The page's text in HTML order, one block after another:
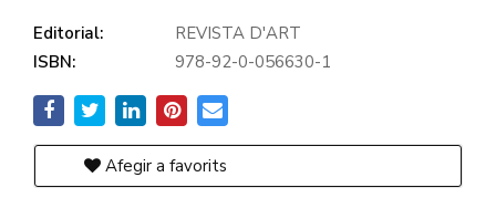
Editorial:
REVISTA D'ART
ISBN:
978-92-0-056630-1
Afegir a favorits